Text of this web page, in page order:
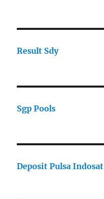
Result Sdy
Sgp Pools
Deposit Pulsa Indosat